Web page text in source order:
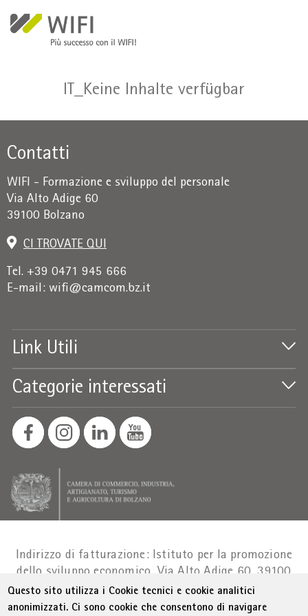
IT_Keine Inhalte verfügbar
Contatti
WIFI - Formazione e sviluppo del personale
Via Alto Adige 60
39100 Bolzano
CI TROVATE QUI
Tel. +39 0471 945 666
E-mail: wifi@camcom.bz.it
Link Utili
Categorie interessati
Indirizzo di fatturazione: Istituto per la promozione
dello sviluppo economico, Via Alto Adige 60, 39100
BolzanoPart. IVA 01716880214|administration-
as@bz.legalmail.camcom.it
Questo sito utilizza i Cookie tecnici e cookie analitici
anonimizzati. Ci sono cookie che consentono di navigare